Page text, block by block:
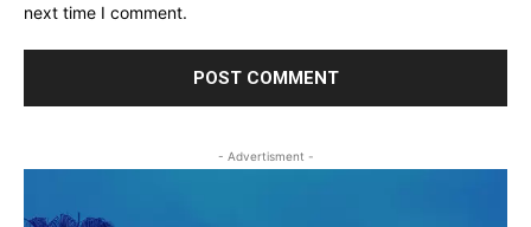
next time I comment.
- Advertisment -